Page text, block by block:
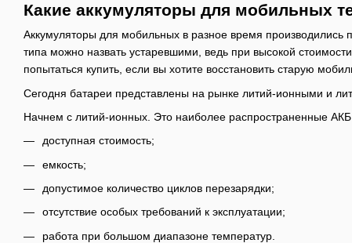
Какие аккумуляторы для мобильных
Аккумуляторы для мобильных в разное время
типа можно назвать устаревшими, ведь при высокой
попытаться купить, если вы хотите восстановить старую
Сегодня батареи представлены на рынке литий-ионными и
Начнем с литий-ионных. Это наиболее распространенные
доступная стоимость;
емкость;
допустимое количество циклов перезарядки;
отсутствие особых требований к эксплуатации;
работа при большом диапазоне температур.